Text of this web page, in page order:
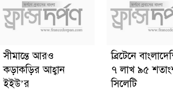
সীমান্তে আরও
কড়াকড়ির আহ্বান
ইইউ’র
ব্রিটেনে
৭ লাখ ৯৫
সিলেটি